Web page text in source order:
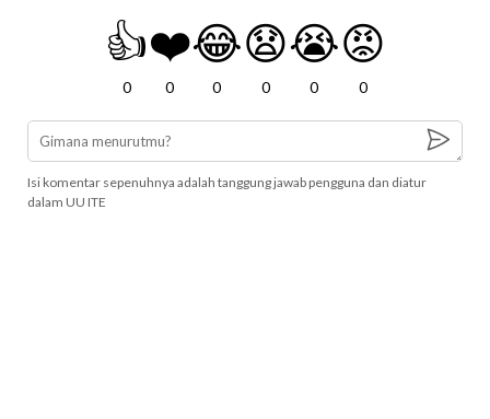
👍
0
❤️
0
😂
0
😧
0
😭
0
😡
0
Isi komentar sepenuhnya adalah tanggung jawab pengguna dan diatur
dalam UU ITE